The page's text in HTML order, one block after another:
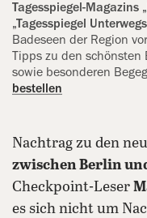
Tagesspiegel-Magazins
„Tagesspiegel
Badeseen der Region
Tipps zu den schönsten
sowie besonderen
bestellen
Nachtrag zu den
zwischen Berlin
Checkpoint-Leser
es sich nicht um